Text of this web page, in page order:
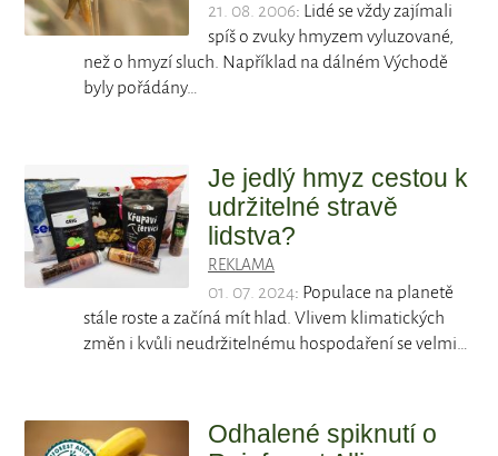
21. 08. 2006: Lidé se vždy zajímali
spíš o zvuky hmyzem vyluzované,
než o hmyzí sluch. Například na dálném Východě
byly pořádány…
Je jedlý hmyz cestou k
udržitelné stravě
lidstva?
REKLAMA
01. 07. 2024: Populace na planetě
stále roste a začíná mít hlad. Vlivem klimatických
změn i kvůli neudržitelnému hospodaření se velmi…
Odhalené spiknutí o